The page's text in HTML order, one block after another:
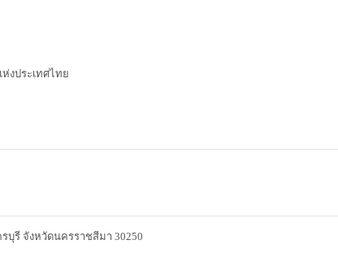
งประเทศไทย
บุรี จังหวัดนครราชสีมา 30250